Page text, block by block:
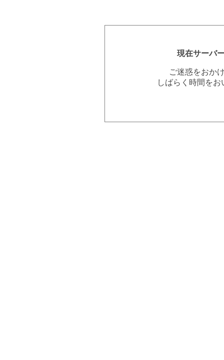
現在サーバ
ご迷惑をおか
しばらく時間を